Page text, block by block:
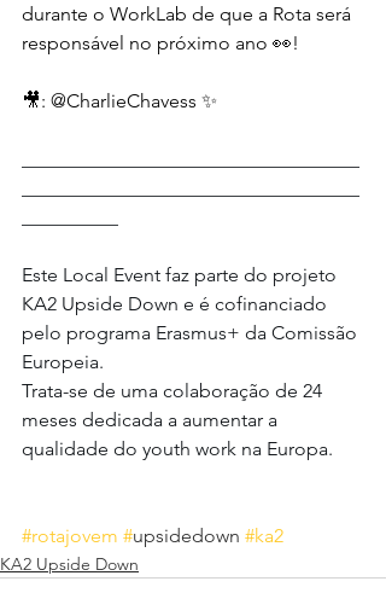
durante o WorkLab de que a Rota será
responsável no próximo ano 👀!
🎥: @CharlieChavess ✨
Este Local Event faz parte do projeto
KA2 Upside Down e é cofinanciado
pelo programa Erasmus+ da Comissão
Europeia.
Trata-se de uma colaboração de 24
meses dedicada a aumentar a
qualidade do youth work na Europa.
#rotajovem #upsidedown #ka2
KA2 Upside Down